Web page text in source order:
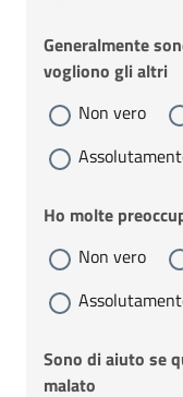
Generalmente
vogliono gli altri
Non vero
Ho molte
Non vero
Sono di aiuto se
malato